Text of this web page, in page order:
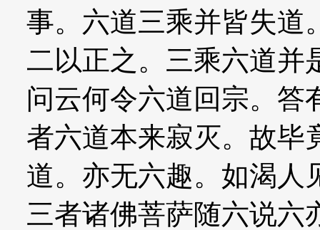
事。六道三乘并皆失道
二以正之。三乘六道并
问云何令六道回宗。答
者六道本来寂灭。故毕
道。亦无六趣。如渴人
三者诸佛菩萨随六说六